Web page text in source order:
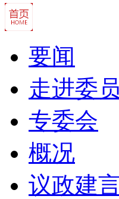
要闻
走进委员
专委会
概况
议政建